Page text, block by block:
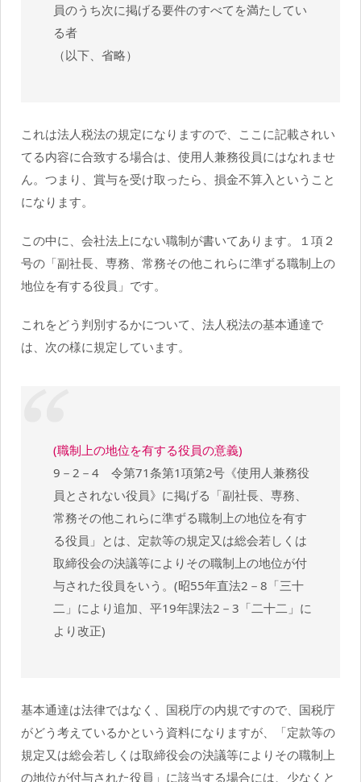
員のうち次に掲げる要件のすべてを満たしてい
る者
（以下、省略）
これは法人税法の規定になりますので、ここに記載されい
てる内容に合致する場合は、使用人兼務役員にはなれませ
ん。つまり、賞与を受け取ったら、損金不算入ということ
になります。
この中に、会社法上にない職制が書いてあります。１項２
号の「副社長、専務、常務その他これらに準ずる職制上の
地位を有する役員」です。
これをどう判別するかについて、法人税法の基本通達で
は、次の様に規定しています。
(職制上の地位を有する役員の意義)
9－2－4 令第71条第1項第2号《使用人兼務役
員とされない役員》に掲げる「副社長、専務、
常務その他これらに準ずる職制上の地位を有す
る役員」とは、定款等の規定又は総会若しくは
取締役会の決議等によりその職制上の地位が付
与された役員をいう。(昭55年直法2－8「三十
二」により追加、平19年課法2－3「二十二」に
より改正)
基本通達は法律ではなく、国税庁の内規ですので、国税庁
がどう考えているかという資料になりますが、「定款等の
規定又は総会若しくは取締役会の決議等によりその職制上
の地位が付与された役員」に該当する場合には、少なくと